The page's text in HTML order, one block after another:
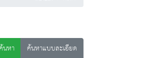
นหา
ค้นหาแบบละเอียด